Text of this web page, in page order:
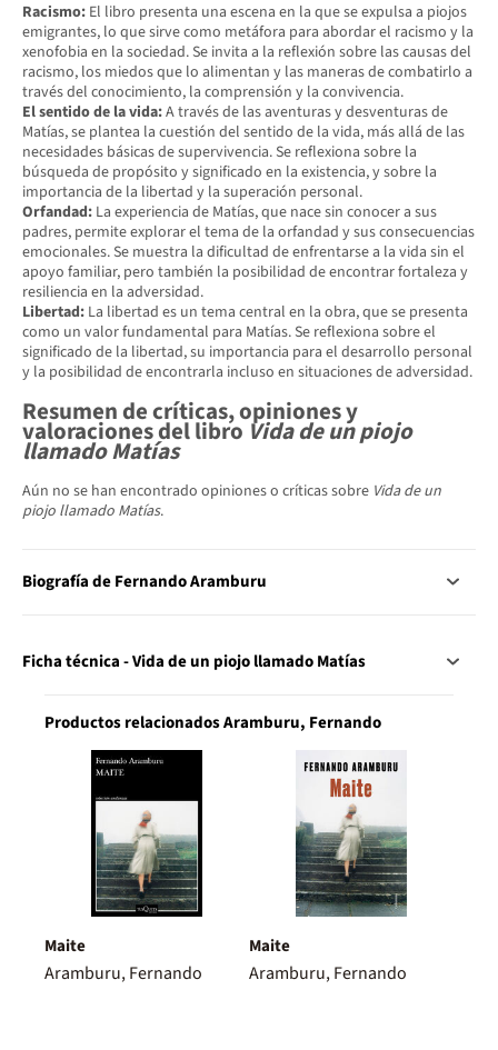
Racismo: El libro presenta una escena en la que se expulsa a piojos
emigrantes, lo que sirve como metáfora para abordar el racismo y la
xenofobia en la sociedad. Se invita a la reflexión sobre las causas del
racismo, los miedos que lo alimentan y las maneras de combatirlo a
través del conocimiento, la comprensión y la convivencia.
El sentido de la vida:A través de las aventuras y desventuras de
Matías, se plantea la cuestión del sentido de la vida, más allá de las
necesidades básicas de supervivencia. Se reflexiona sobre la
búsqueda de propósito y significado en la existencia, y sobre la
importancia de la libertad y la superación personal.
Orfandad: La experiencia de Matías, que nace sin conocer a sus
padres, permite explorar el tema de la orfandad y sus consecuencias
emocionales. Se muestra la dificultad de enfrentarse a la vida sin el
apoyo familiar, pero también la posibilidad de encontrar fortaleza y
resiliencia en la adversidad.
Libertad: La libertad es un tema central en la obra, que se presenta
como un valor fundamental para Matías. Se reflexiona sobre el
significado de la libertad, su importancia para el desarrollo personal
y la posibilidad de encontrarla incluso en situaciones de adversidad.
Resumen de críticas, opiniones y
valoraciones del libroVida de un piojo
llamado Matías
Aún no se han encontrado opiniones o críticas sobre Vida de un
piojo llamado Matías.
Biografía de Fernando Aramburu
Ficha técnica - Vida de un piojo llamado Matías
Productos relacionados Aramburu, Fernando
Maite
Aramburu, Fernando
Maite
Aramburu, Fernando